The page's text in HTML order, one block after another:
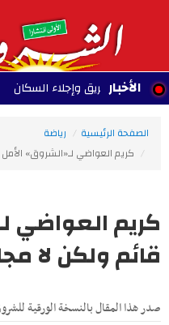
الأخبار
حريق وإجلاء السكان 22:20 - 2026/08/09
الصفحة الرئيسية
رياضة
كريم العواضي لـ«الشروق»
كريم العواضي
قائم ولكن لا
صدر هذا المقال بالنسخة الورقية للشروق -